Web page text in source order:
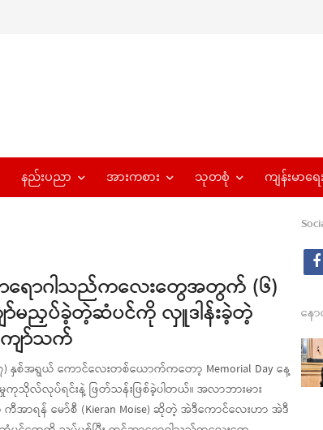
နည်းပညာ အားကစား သုတစုံ ကျန်းမာရေး
ောဂါသည်ကလေးတွေအတွက် (၆)
ာ်မညှပ်ခဲ့တဲ့ဆံပင်ကို လှူဒါန်းခဲ့တဲ့
ော်သက်
နှစ်အရွယ် ကောင်လေးတစ်ယောက်ကတော့ Memorial Day နေ့
ကုသိုလ်လုပ်ရင်းနဲ့ ဖြတ်သန်းဖြစ်ခဲ့ပါတယ်။ အလာဘားမား
အာရန် မော်စီ (Kieran Moise) ဆိုတဲ့ အဲဒီကောင်လေးဟာ အဲဒီ
f
နေ